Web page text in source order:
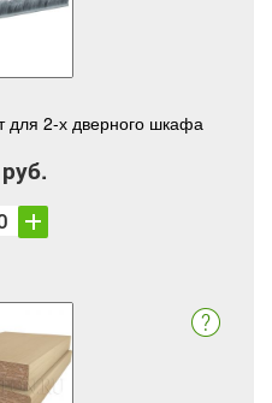
для 2-х дверного шкафа